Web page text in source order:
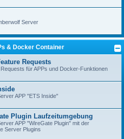
Server
& Docker Container
Requests
für APPs und Docker-Funktionen
APP "ETS Inside"
Plugin Laufzeitumgebung
APP "WireGate Plugin" mit der
Server Plugins